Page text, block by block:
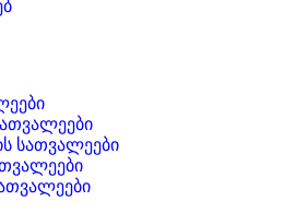
სათვალეები